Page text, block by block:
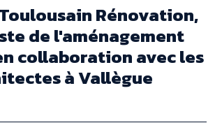
Rénovation,
de l'aménagement
collaboration avec les
à Vallègue